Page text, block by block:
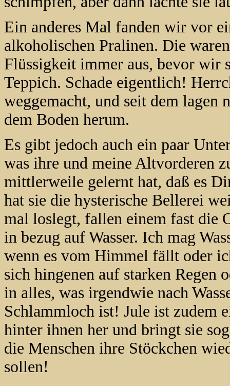
Ein anderes Mal fanden wir vor
alkoholischen Pralinen. Die
Flüssigkeit immer aus, bevor wir
Teppich. Schade eigentlich!
weggemacht, und seit dem lagen
dem Boden herum.
Es gibt jedoch auch ein paar
was ihre und meine Altvorderen
mittlerweile gelernt hat, daß es
hat sie die hysterische Bellerei
mal loslegt, fallen einem fast die
in bezug auf Wasser. Ich mag
wenn es vom Himmel fällt oder
sich hingenen auf starken Regen
in alles, was irgendwie nach
Schlammloch ist! Jule ist zudem
hinter ihnen her und bringt sie
die Menschen ihre Stöckchen
sollen!